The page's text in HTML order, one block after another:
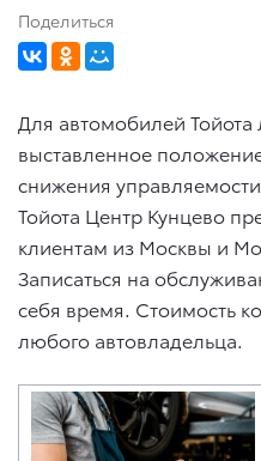
Поделиться
Для автомобилей
выставленное
снижения
Тойота Центр Кунцево
клиентам из Москвы и
Записаться на
себя время. Стоимость
любого автовладельца.